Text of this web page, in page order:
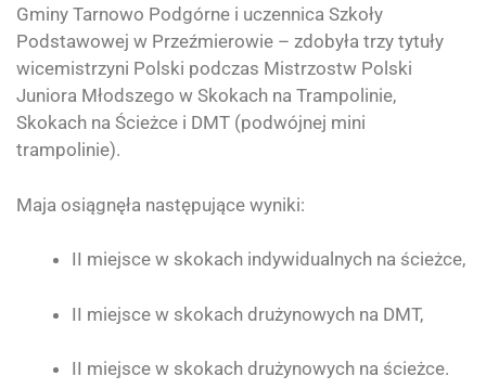
Gminy Tarnowo Podgórne i uczennica Szkoły
Podstawowej w Przeźmierowie – zdobyła trzy tytuły
wicemistrzyni Polski podczas Mistrzostw Polski
Juniora Młodszego w Skokach na Trampolinie,
Skokach na Ścieżce i DMT (podwójnej mini
trampolinie).
Maja osiągnęła następujące wyniki:
II miejsce w skokach indywidualnych na ścieżce,
II miejsce w skokach drużynowych na DMT,
II miejsce w skokach drużynowych na ścieżce.